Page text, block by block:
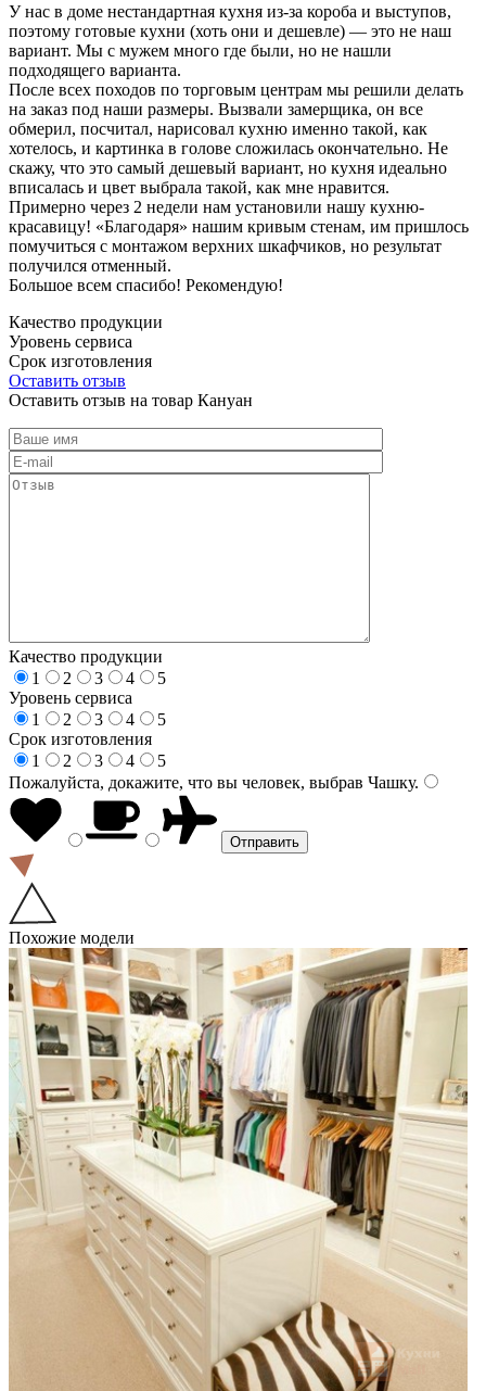
У нас в доме нестандартная кухня из-за короба и выступов,
поэтому готовые кухни (хоть они и дешевле) — это не наш
вариант. Мы с мужем много где были, но не нашли
подходящего варианта.
После всех походов по торговым центрам мы решили делать
на заказ под наши размеры. Вызвали замерщика, он все
обмерил, посчитал, нарисовал кухню именно такой, как
хотелось, и картинка в голове сложилась окончательно. Не
скажу, что это самый дешевый вариант, но кухня идеально
вписалась и цвет выбрала такой, как мне нравится.
Примерно через 2 недели нам установили нашу кухню-
красавицу! «Благодаря» нашим кривым стенам, им пришлось
помучиться с монтажом верхних шкафчиков, но результат
получился отменный.
Большое всем спасибо! Рекомендую!
Качество продукции
Уровень сервиса
Срок изготовления
Оставить отзыв
Оставить отзыв на товар Кануан
Качество продукции
1
2 3 4
5
Уровень сервиса
1
2 3 4
5
Срок изготовления
1
2 3 4
5
Пожалуйста, докажите, что вы человек, выбрав Чашку.
Похожие модели